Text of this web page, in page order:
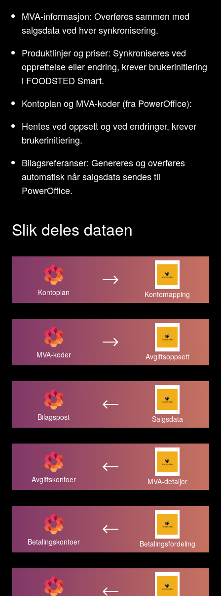
MVA-informasjon: Overføres sammen med
salgsdata ved hver synkronisering.
Produktlinjer og priser: Synkroniseres ved
opprettelse eller endring, krever brukerinitiering
i FOODSTED Smart.
Kontoplan og MVA-koder (fra PowerOffice):
Hentes ved oppsett og ved endringer, krever
brukerinitiering.
Bilagsreferanser: Genereres og overføres
automatisk når salgsdata sendes til
PowerOffice.
Slik deles dataen
Kontoplan Kontomapping
MVA-koder Avgiftsoppsett
Bilagspost Salgsdata
Avgiftskontoer MVA-detaljer
Betalingskontoer Betalingsfordeling